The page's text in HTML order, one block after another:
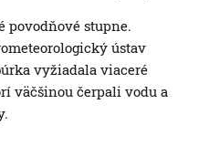
stupne.
ústav
vyžiadala viaceré
väčšinou čerpali vodu a